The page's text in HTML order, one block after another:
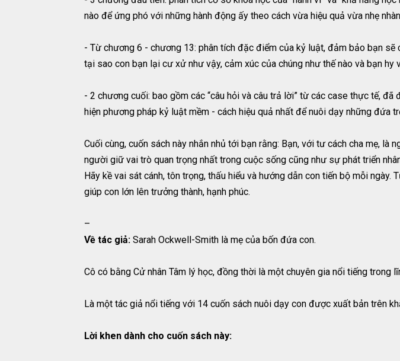
nào để ứng phó với những hành động ấy theo cách vừa hiệu quả vừa nhẹ
- Từ chương 6 - chương 13: phân tích đặc điểm của kỷ luật, đảm bảo bạn
tại sao con bạn lại cư xử như vậy, cảm xúc của chúng như thế nào và bạn
- 2 chương cuối: bao gồm các “câu hỏi và câu trả lời” từ các case thực tế,
hiện phương pháp kỷ luật mềm - cách hiệu quả nhất để nuôi dạy những đứa
Cuối cùng, cuốn sách này nhắn nhủ tới bạn rằng: Bạn, với tư cách cha mẹ,
người giữ vai trò quan trọng nhất trong cuộc sống cũng như sự phát triển
Hãy kề vai sát cánh, tôn trọng, thấu hiểu và hướng dẫn con tiến bộ mỗi
giúp con lớn lên trưởng thành, hạnh phúc.
–
Về tác giả: Sarah Ockwell-Smith là mẹ của bốn đứa con.
Cô có bằng Cử nhân Tâm lý học, đồng thời là một chuyên gia nổi tiếng
Là một tác giả nổi tiếng với 14 cuốn sách nuôi dạy con được xuất bản trên
Lời khen dành cho cuốn sách này: